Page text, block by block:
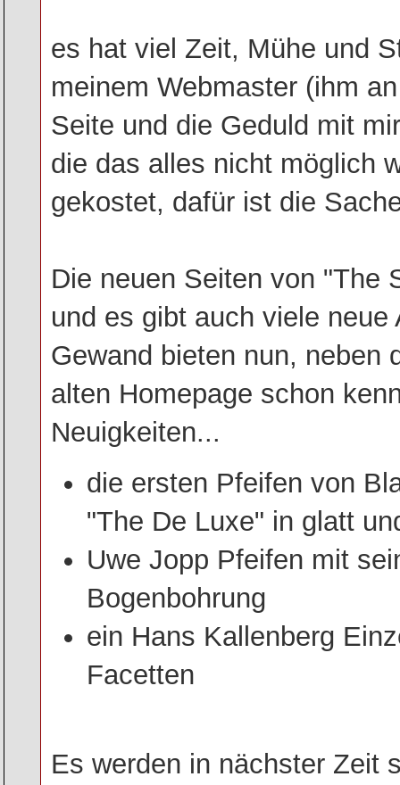
es hat viel Zeit, Mühe und
meinem Webmaster (ihm
Seite und die Geduld mit
die das alles nicht möglich
gekostet, dafür ist die
Die neuen Seiten von "The
und es gibt auch viele
Gewand bieten nun, neben
alten Homepage schon
Neuigkeiten...
die ersten Pfeifen von
"The De Luxe" in glatt
Uwe Jopp Pfeifen mit
Bogenbohrung
ein Hans Kallenberg
Facetten
Es werden in nächster Zeit